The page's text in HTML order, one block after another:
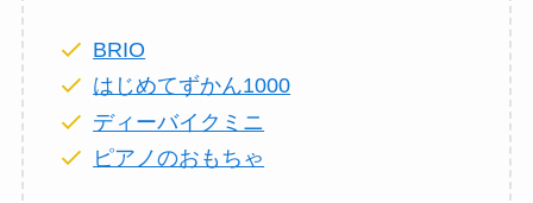
BRIO
はじめてずかん1000
ディーバイクミニ
ピアノのおもちゃ